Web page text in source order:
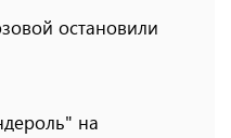
остановили
на